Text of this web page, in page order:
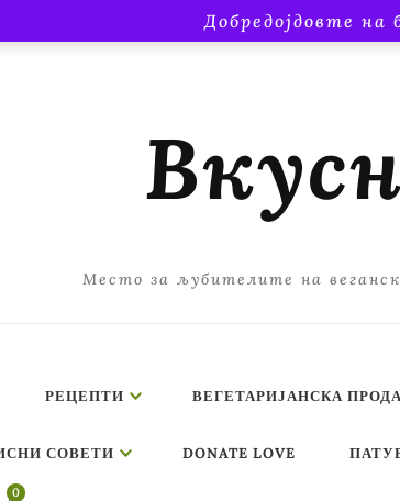
Добредојдовте на
Место за љубителите на
РЕЦЕПТИ ВЕГЕТАРИЈАНСКА
СОВЕТИ DONATE LOVE
0